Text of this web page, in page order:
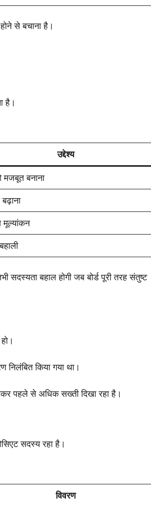
से बचाना है।
है।
उद्देश्य
बनाना
बढ़ाना
मूल्यांकन
सदस्यता बहाल होगी जब बोर्ड पूरी तरह संतुष्ट
किया गया था।
पहले से अधिक सख्ती दिखा रहा है।
सदस्य रहा है।
विवरण